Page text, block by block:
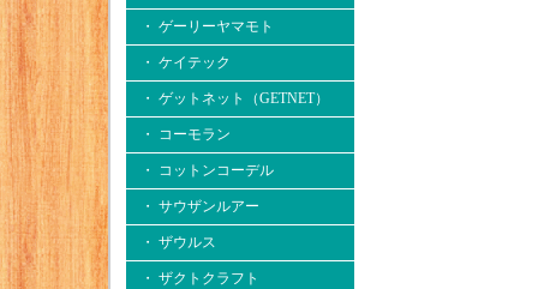
・ ゲーリーヤマモト
・ ケイテック
・ ゲットネット（GETNET）
・ コーモラン
・ コットンコーデル
・ サウザンルアー
・ ザウルス
・ ザクトクラフト